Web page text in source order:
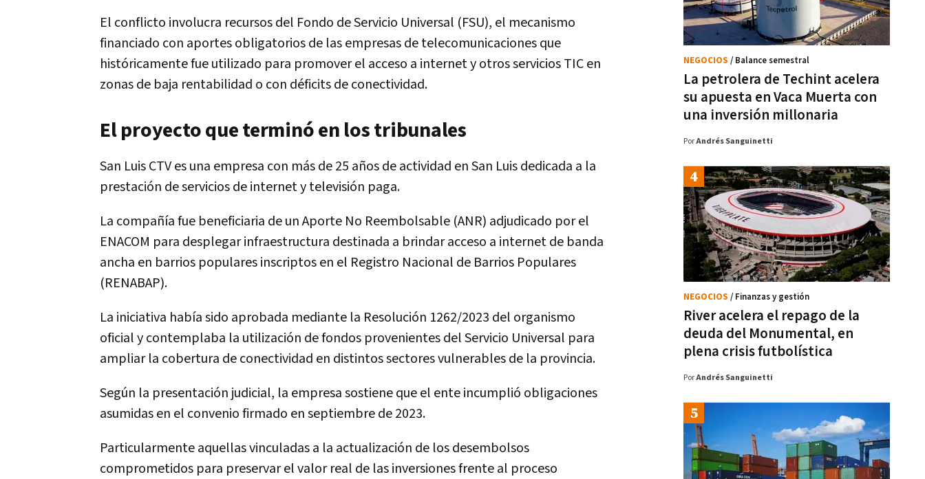
El conflicto involucra recursos del Fondo de Servicio Universal (FSU), el mecanismo
financiado con aportes obligatorios de las empresas de telecomunicaciones que
históricamente fue utilizado para promover el acceso a internet y otros servicios TIC en
zonas de baja rentabilidad o con déficits de conectividad.
El proyecto que terminó en los tribunales
San Luis CTV es una empresa con más de 25 años de actividad en San Luis dedicada a la
prestación de servicios de internet y televisión paga.
La compañía fue beneficiaria de un Aporte No Reembolsable (ANR) adjudicado por el
ENACOM para desplegar infraestructura destinada a brindar acceso a internet de banda
ancha en barrios populares inscriptos en el Registro Nacional de Barrios Populares
(RENABAP).
La iniciativa había sido aprobada mediante la Resolución 1262/2023 del organismo
oficial y contemplaba la utilización de fondos provenientes del Servicio Universal para
ampliar la cobertura de conectividad en distintos sectores vulnerables de la provincia.
Según la presentación judicial, la empresa sostiene que el ente incumplió obligaciones
asumidas en el convenio firmado en septiembre de 2023.
Particularmente aquellas vinculadas a la actualización de los desembolsos
comprometidos para preservar el valor real de las inversiones frente al proceso
La petrolera de Techint acelera
su apuesta en Vaca Muerta con
una inversión millonaria
NEGOCIOS / Balance semestral
PorAndrés Sanguinetti
River acelera el repago de la
deuda del Monumental, en
plena crisis futbolística
NEGOCIOS / Finanzas y gestión
PorAndrés Sanguinetti